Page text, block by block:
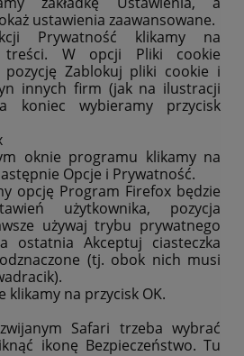
ustawienia zaawansowane.
Prywatność klikamy na
treści. W opcji Pliki cookie
pozycję Zablokuj pliki cookie i
innych firm (jak na ilustracji
koniec wybieramy przycisk
oknie programu klikamy na
Opcje i Prywatność.
opcję Program Firefox będzie
użytkownika, pozycja
używaj trybu prywatnego
ostatnia Akceptuj ciasteczka
(tj. obok nich musi
klikamy na przycisk OK.
Safari trzeba wybrać
ikonę Bezpieczeństwo. Tu